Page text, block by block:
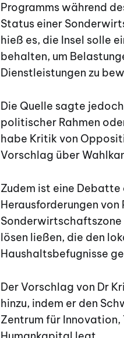
Programms während
Status einer
hieß es, die Insel solle
behalten, um
Dienstleistungen zu
Die Quelle sagte
politischer Rahmen
habe Kritik von
Vorschlag über
Zudem ist eine
Herausforderungen
Sonderwirtschaftszone
lösen ließen, die den
Haushaltsbefugnisse
Der Vorschlag von Dr
hinzu, indem er den
Zentrum für